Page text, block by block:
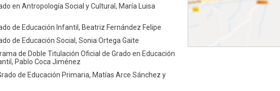
en Antropología Social y Cultural, María Luisa
de Educación Infantil, Beatriz Fernández Felipe
de Educación Social, Sonia Ortega Gaite
de Doble Titulación Oficial de Grado en Educación
Pablo Coca Jiménez
de Educación Primaria, Matías Arce Sánchez y